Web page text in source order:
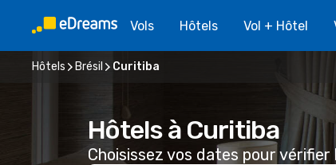
Vols Hôtels Vol + Hôtel
Hôtels Brésil Curitiba
Hôtels à Curitiba
Choisissez vos dates pour